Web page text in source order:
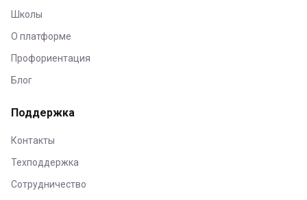
Школы
О платформе
Профориентация
Блог
Поддержка
Контакты
Техподдержка
Сотрудничество